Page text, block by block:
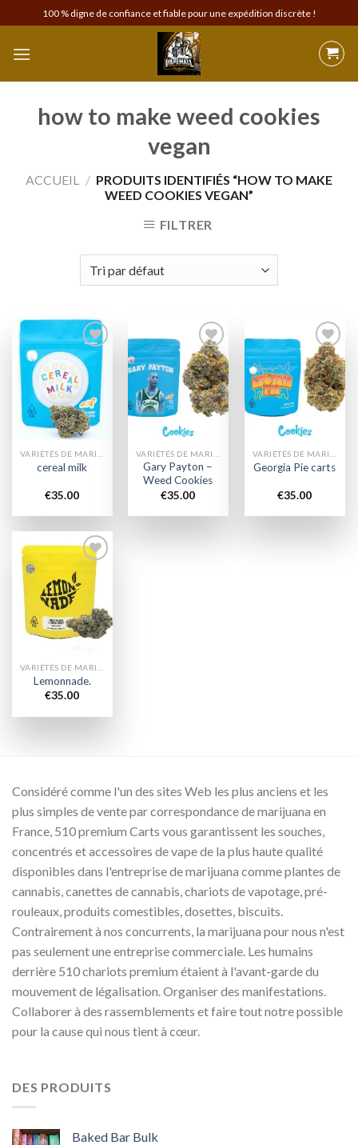
to
content
100 % digne de confiance et fiable pour une expédition discrète !
how to make weed cookies
vegan
ACCUEIL / PRODUITS IDENTIFIÉS “HOW TO MAKE
WEED COOKIES VEGAN”
FILTRER
Add to
wishlist
cereal milk
€35.00
Add to
wishlist
Gary Payton –
Weed Cookies
€35.00
Add to
wishlist
Georgia Pie carts
€35.00
Add to
wishlist
Lemonnade.
€35.00
Considéré comme l'un des sites Web les plus anciens et les
plus simples de vente par correspondance de marijuana en
France, 510 premium Carts vous garantissent les souches,
concentrés et accessoires de vape de la plus haute qualité
disponibles dans l'entreprise de marijuana comme plantes de
cannabis, canettes de cannabis, chariots de vapotage, pré-
rouleaux, produits comestibles, dosettes, biscuits.
Contrairement à nos concurrents, la marijuana pour nous n'est
pas seulement une entreprise commerciale. Les humains
derrière 510 chariots premium étaient à l'avant-garde du
mouvement de légalisation. Organiser des manifestations.
Collaborer à des rassemblements et faire tout notre possible
pour la cause qui nous tient à cœur.
DES PRODUITS
Baked Bar Bulk